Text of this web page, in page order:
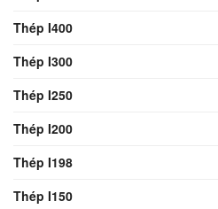
Thép I400
Thép I300
Thép I250
Thép I200
Thép I198
Thép I150